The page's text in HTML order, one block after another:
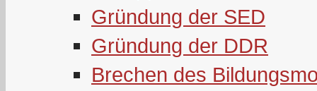
Gründung der SED
Gründung der DDR
Brechen des